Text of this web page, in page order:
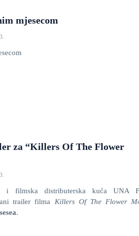
mjesecom
za “Killers Of The Flower
i filmska distributerska kuća UNA
trailer filma Killers Of The Flower
.